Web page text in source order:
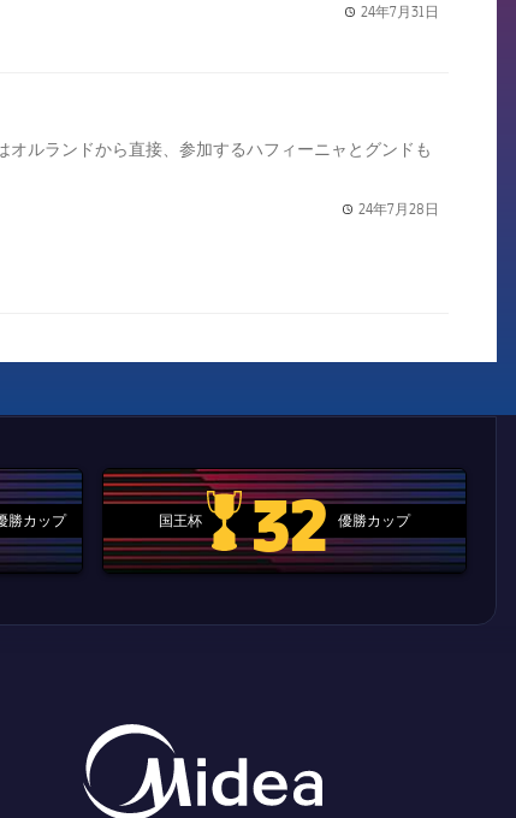
24年7月31日
ルランドから直接、参加するハフィーニャとグンドも
24年7月28日
勝カップ 国王杯
国王杯
32 優勝カップ